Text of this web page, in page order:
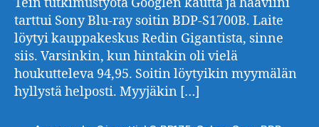
Tein tutkimustyötä Googlen kautta ja haaviini
tarttui Sony Blu-ray soitin BDP-S1700B. Laite
löytyi kauppakeskus Redin Gigantista, sinne
siis. Varsinkin, kun hintakin oli vielä
houkutteleva 94,95. Soitin löytyikin myymälän
hyllystä helposti. Myyjäkin […]